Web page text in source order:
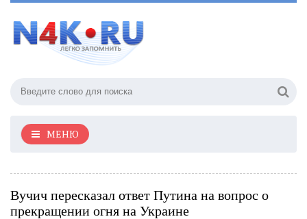
МЕНЮ
Вучич пересказал ответ Путина на вопрос о
прекращении огня на Украине